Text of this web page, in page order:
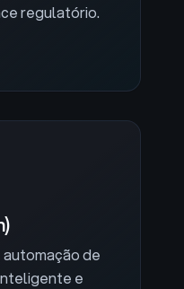
regulatório.
automação de
e